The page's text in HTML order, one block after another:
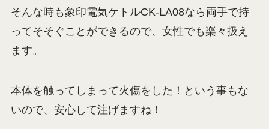
そんな時も象印電気ケトルCK-LA08なら両手で持
ってそそぐことができるので、女性でも楽々扱え
ます。
本体を触ってしまって火傷をした！という事もな
いので、安心して注げますね！